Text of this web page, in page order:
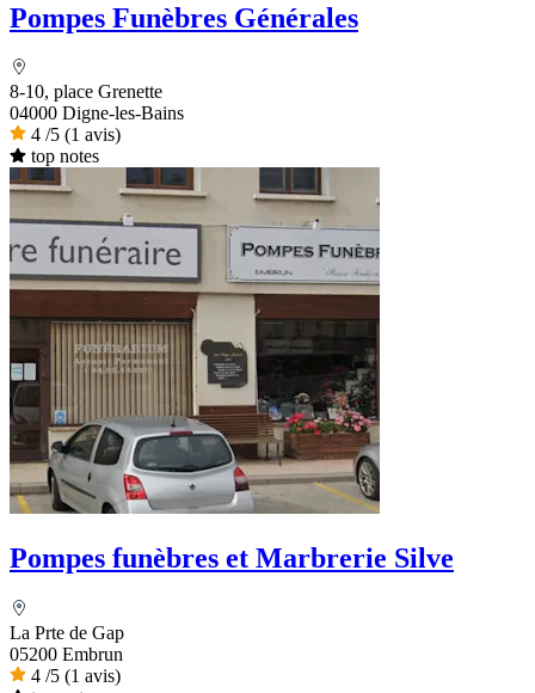
Pompes Funèbres Générales
8-10, place Grenette
04000 Digne-les-Bains
4 /5 (1 avis)
top notes
Pompes funèbres et Marbrerie Silve
La Prte de Gap
05200 Embrun
4 /5 (1 avis)